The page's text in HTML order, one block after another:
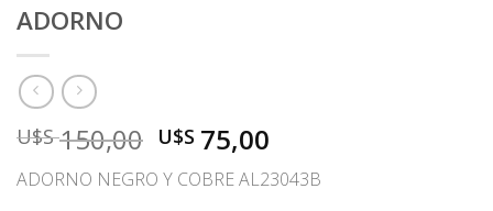
ADORNO
U$S150,00 El
precio
original
U$S 75,00
precio
actual
ADORNO NEGRO Y COBRE AL23043B